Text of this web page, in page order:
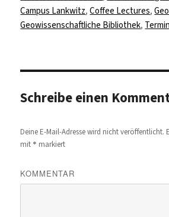
Campus Lankwitz,Coffee Lectures,
Geowissenschaftliche Bibliothek,
Schreibe einen
Deine E-Mail-Adresse wird nicht veröffentlicht.
mit * markiert
KOMMENTAR